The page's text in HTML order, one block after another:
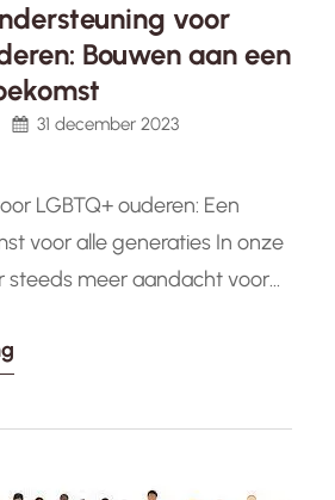
voor
Bouwen aan een
31 december 2023
LGBTQ+ ouderen: Een
voor alle generaties In onze
steeds meer aandacht voor
LGBTQ+ gemeenschap. Een
Het is van cruciaal